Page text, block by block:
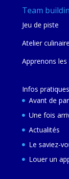
Team
Jeu de piste
Atelier culinaire
Apprenons
Infos pratiques
Avant de
Une fois
Actualités
Le saviez-
Louer un